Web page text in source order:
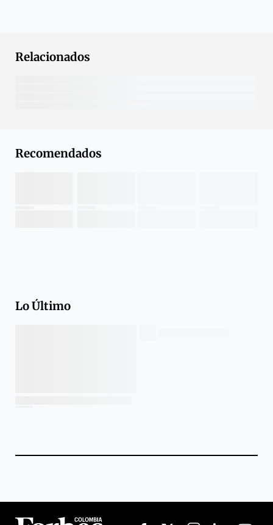
Relacionados
Recomendados
Lo Último